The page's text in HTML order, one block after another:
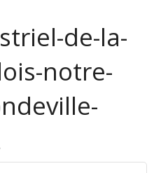
de-la-
notre-